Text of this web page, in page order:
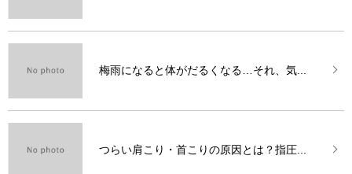
梅雨になると体がだるくなる…それ、気...
つらい肩こり・首こりの原因とは？指圧...